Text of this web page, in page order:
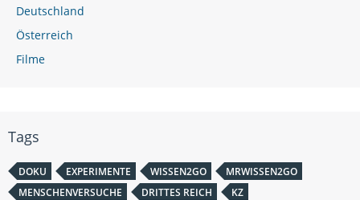
Deutschland
Österreich
Filme
Tags
DOKU EXPERIMENTE WISSEN2GO
MRWISSEN2GO
MENSCHENVERSUCHE
DRITTES REICH
KZ